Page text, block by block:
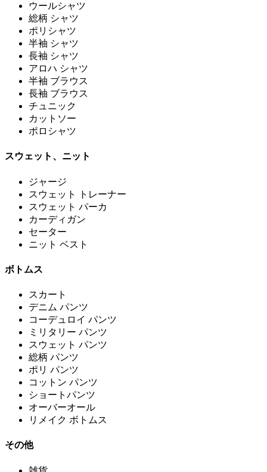
ウールシャツ
総柄 シャツ
ポリシャツ
半袖 シャツ
長袖 シャツ
アロハ シャツ
半袖 ブラウス
長袖 ブラウス
チュニック
カットソー
ポロシャツ
スウェット、ニット
ジャージ
スウェット トレーナー
スウェット パーカ
カーディガン
セーター
ニット ベスト
ボトムス
スカート
デニム パンツ
コーデュロイ パンツ
ミリタリー パンツ
スウェット パンツ
総柄 パンツ
ポリ パンツ
コットン パンツ
ショートパンツ
オーバーオール
リメイク ボトムス
その他